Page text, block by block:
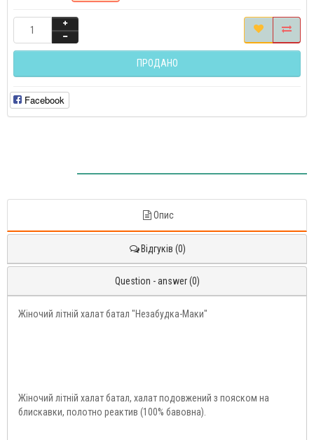
ПРОДАНО
Facebook
Опис
Відгуків (0)
Question - answer (0)
Жіночий літній халат батал "Незабудка-Маки"
Жіночий літній халат батал, халат подовжений з пояском на
блискавки, полотно реактив (100% бавовна).